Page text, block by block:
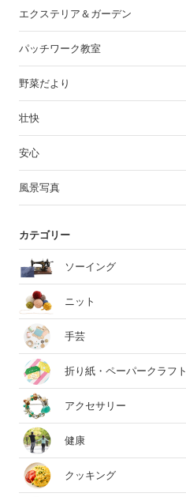
エクステリア＆ガーデン
パッチワーク教室
野菜だより
壮快
安心
風景写真
カテゴリー
ソーイング
ニット
手芸
折り紙・ペーパークラフト
アクセサリー
健康
クッキング